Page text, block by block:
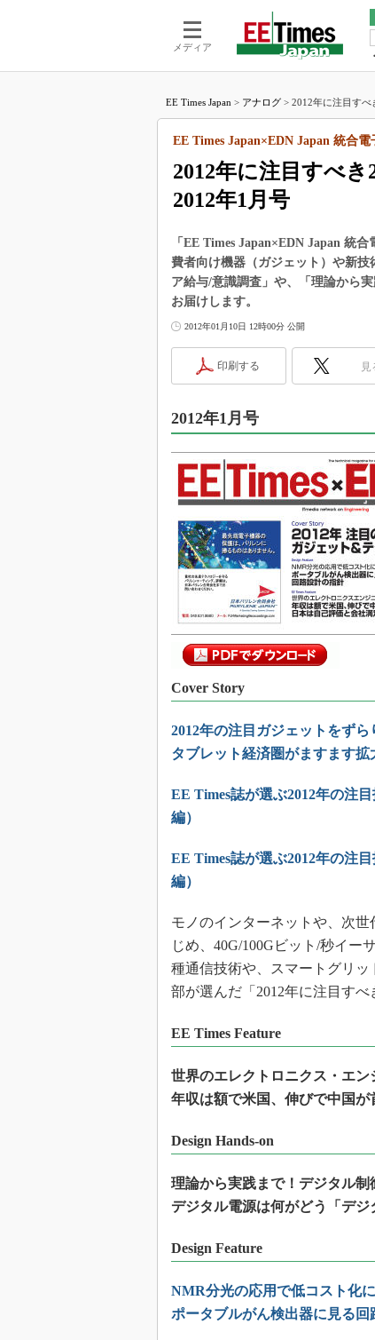
メディア
電池／エ
福
湯
大
大
学
世
で
“異
イ
「
た
EE Times Japan > アナログ > 2012年に注目す
2012年に注目すべ
2012年1月号
EE Times Japan×EDN Japan 統合電
「EE Times Japan×EDN Japan 統
費者向け機器（ガジェット）や新
ア給与/意識調査」や、「理論から
お届けします。
2012年01月10日 12時00分 公開
印刷する 見
2012年1月号
Cover Story
2012年の注目ガジェットをずら
タブレット経済圏がますます拡
EE Times誌が選ぶ2012年の注
編）
EE Times誌が選ぶ2012年の注
編）
モノのインターネットや、次
じめ、40G/100Gビット/秒イー
種通信技術や、スマートグリッ
部が選んだ「2012年に注目すべ
EE Times Feature
世界のエレクトロニクス・エン
年収は額で米国、伸びで中国
Design Hands-on
理論から実践まで！デジタル制
デジタル電源は何がどう「デジ
Design Feature
NMR分光の応用で低コスト化
ポータブルがん検出器に見る回